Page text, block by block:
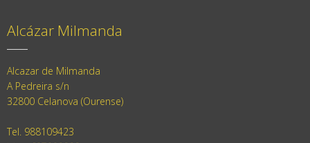
Alcázar Milmanda
Alcazar de Milmanda
A Pedreira s/n
32800 Celanova (Ourense)
Tel. 988109423